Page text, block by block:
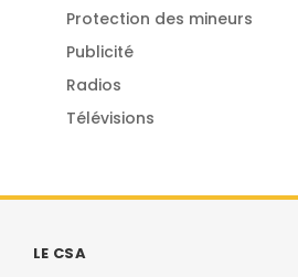
Protection des mineurs
Publicité
Radios
Télévisions
LE CSA